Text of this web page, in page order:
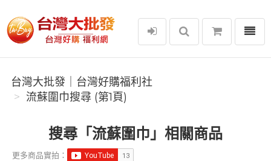
台灣大批發｜台灣好購福利社
選單
台灣大批發｜台灣好購福利社
流蘇圍巾搜尋 (第1頁)
搜尋「流蘇圍巾」相關商品
更多商品實拍：